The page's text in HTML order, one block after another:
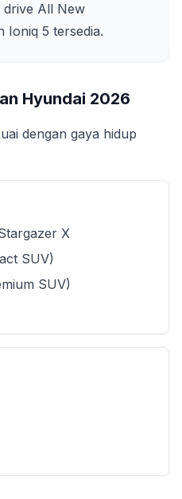
drive All New
Ioniq 5 tersedia.
Hyundai 2026
dengan gaya hidup
X
SUV)
SUV)